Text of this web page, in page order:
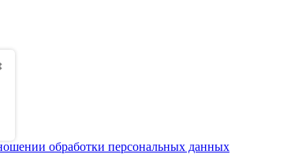
обработки персональных данных